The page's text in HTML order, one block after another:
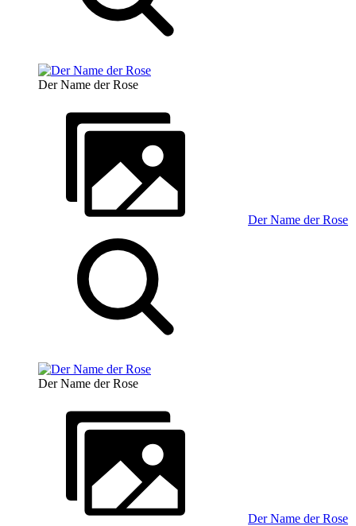
Der Name der Rose
Der Name der Rose
Der Name der Rose
Der Name der Rose